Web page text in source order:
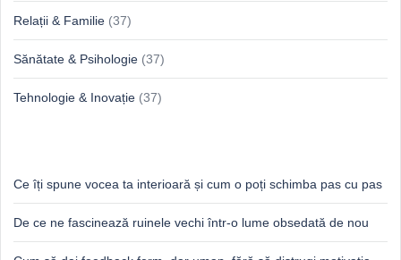
Relații & Familie (37)
Sănătate & Psihologie (37)
Tehnologie & Inovație (37)
Ce îți spune vocea ta interioară și cum o poți schimba pas cu pas
De ce ne fascinează ruinele vechi într-o lume obsedată de nou